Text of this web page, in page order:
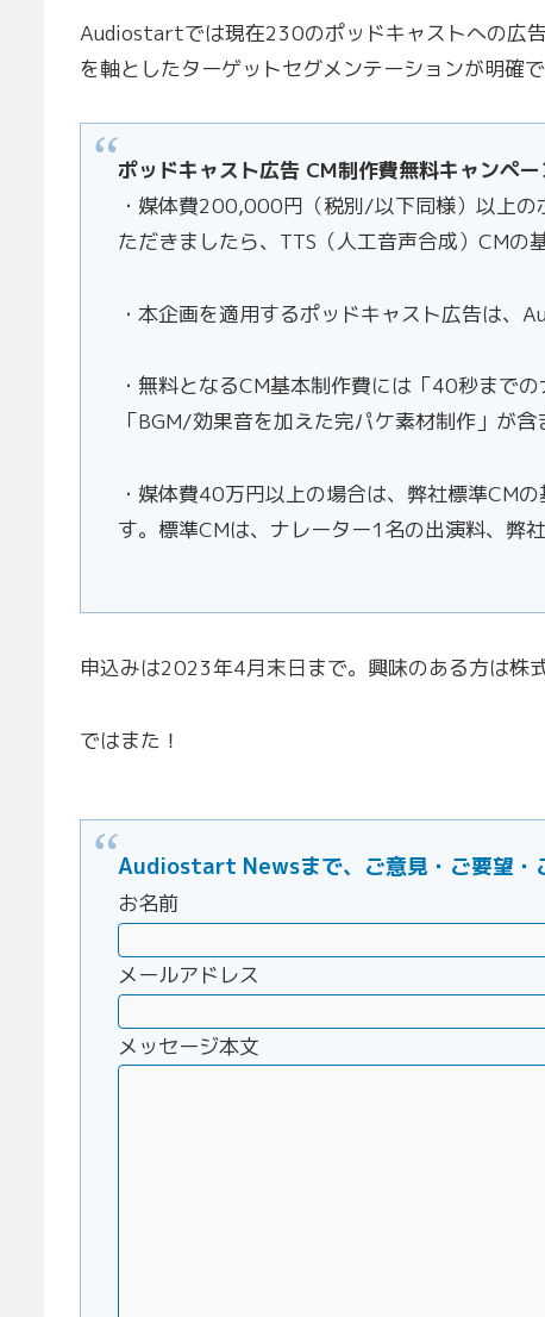
Audiostartでは現在230のポッドキャストへの広
を軸としたターゲットセグメンテーションが明確
ポッドキャスト広告 CM制作費無料キャンペ
・媒体費200,000円（税別/以下同様）以上
ただきましたら、TTS（人工音声合成）CMの
・本企画を適用するポッドキャスト広告は、
・無料となるCM基本制作費には「40秒まで
「BGM/効果音を加えた完パケ素材制作」が含
・媒体費40万円以上の場合は、弊社標準CM
す。標準CMは、ナレーター1名の出演料、弊
申込みは2023年4月末日まで。興味のある方は株
ではまた！
Audiostart Newsまで、ご意見・ご要望・
お名前
メールアドレス
メッセージ本文